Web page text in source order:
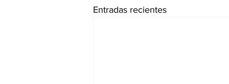
Entradas recientes